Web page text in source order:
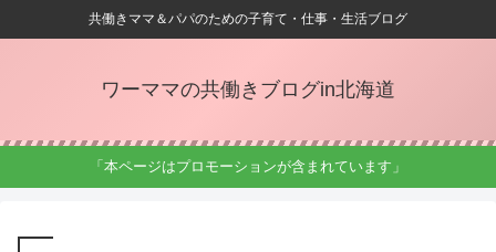
共働きママ＆パパのための子育て・仕事・生活ブログ
ワーママの共働きブログin北海道
「本ページはプロモーションが含まれています」